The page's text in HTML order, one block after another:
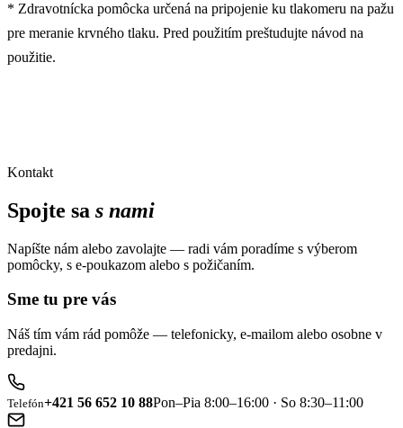
* Zdravotnícka pomôcka určená na pripojenie ku tlakomeru na pažu
pre meranie krvného tlaku. Pred použitím preštudujte návod na
použitie.
Kontakt
Spojte sa s nami
Napíšte nám alebo zavolajte — radi vám poradíme s výberom
pomôcky, s e-poukazom alebo s požičaním.
Sme tu pre vás
Náš tím vám rád pomôže — telefonicky, e-mailom alebo osobne v
predajni.
Telefón+421 56 652 10 88Pon–Pia 8:00–16:00 · So 8:30–11:00